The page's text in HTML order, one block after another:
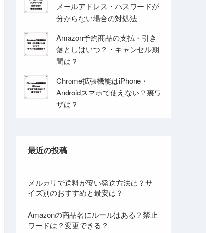
メールアドレス・パスワードが
分からない場合の対処法
Amazon予約商品の支払・引き
落としはいつ？・キャンセル期
間は？
Chrome拡張機能はiPhone・
Androidスマホで使えない？裏ワ
ザは？
最近の投稿
メルカリで送料が安い発送方法は？サ
イズ別のおすすめと最安は？
Amazonの商品名にルールはある？禁止
ワードは？変更できる？